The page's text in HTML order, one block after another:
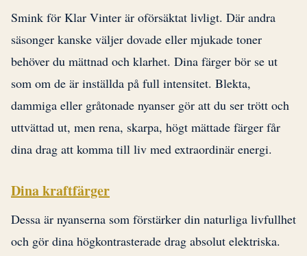
Smink för Klar Vinter är oförsäktat livligt. Där andra
säsonger kanske väljer dovade eller mjukade toner
behöver du mättnad och klarhet. Dina färger bör se ut
som om de är inställda på full intensitet. Blekta,
dammiga eller gråtonade nyanser gör att du ser trött och
uttvättad ut, men rena, skarpa, högt mättade färger får
dina drag att komma till liv med extraordinär energi.
Dina kraftfärger
Dessa är nyanserna som förstärker din naturliga livfullhet
och gör dina högkontrasterade drag absolut elektriska.